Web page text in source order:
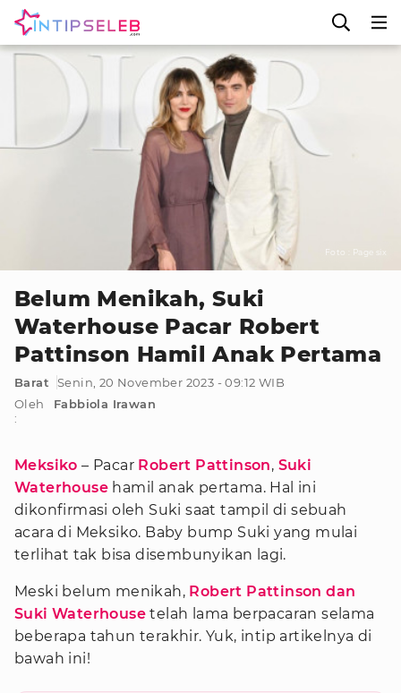
Foto : Page six
Belum Menikah, Suki
Waterhouse Pacar Robert
Pattinson Hamil Anak Pertama
Barat
Senin, 20 November 2023 - 09:12 WIB
Oleh
:
Fabbiola Irawan
Meksiko – Pacar Robert Pattinson, Suki
Waterhouse hamil anak pertama. Hal ini
dikonfirmasi oleh Suki saat tampil di sebuah
acara di Meksiko. Baby bump Suki yang mulai
terlihat tak bisa disembunyikan lagi.
Meski belum menikah, Robert Pattinson dan
Suki Waterhouse telah lama berpacaran selama
beberapa tahun terakhir. Yuk, intip artikelnya di
bawah ini!